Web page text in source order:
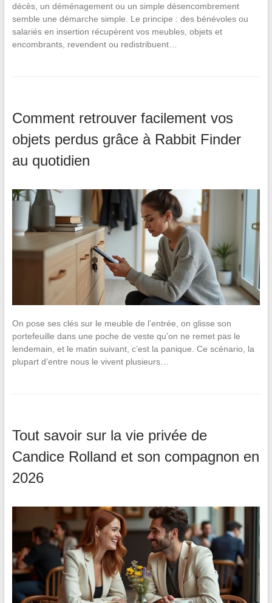
décès, un déménagement ou un simple désencombrement
semble une démarche simple. Le principe : des bénévoles ou
salariés en insertion récupèrent vos meubles, objets et
encombrants, revendent ou redistribuent…
Comment retrouver facilement vos
objets perdus grâce à Rabbit Finder
au quotidien
On pose ses clés sur le meuble de l’entrée, on glisse son
portefeuille dans une poche de veste qu’on ne remet pas le
lendemain, et le matin suivant, c’est la panique. Ce scénario, la
plupart d’entre nous le vivent plusieurs…
Tout savoir sur la vie privée de
Candice Rolland et son compagnon en
2026